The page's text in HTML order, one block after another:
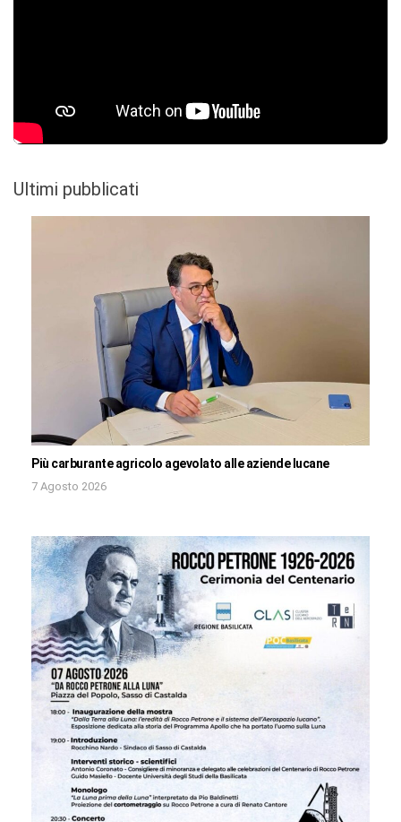
Ultimi pubblicati
Più carburante agricolo agevolato alle aziende lucane
7 Agosto 2026